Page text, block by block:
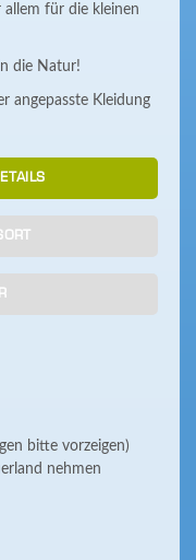
für die kleinen
die Natur!
angepasste Kleidung
bitte vorzeigen)
nehmen